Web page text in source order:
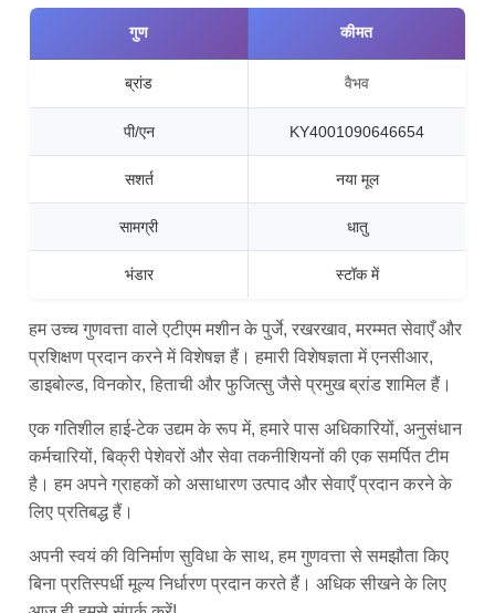
गुण कीमत
ब्रांड वैभव
पी/एन KY4001090646654
सशर्त नया मूल
सामग्री धातु
भंडार स्टॉक में
हम उच्च गुणवत्ता वाले एटीएम मशीन के पुर्जे, रखरखाव, मरम्मत सेवाएँ और
प्रशिक्षण प्रदान करने में विशेषज्ञ हैं। हमारी विशेषज्ञता में एनसीआर,
डाइबोल्ड, विनकोर, हिताची और फुजित्सु जैसे प्रमुख ब्रांड शामिल हैं।
एक गतिशील हाई-टेक उद्यम के रूप में, हमारे पास अधिकारियों, अनुसंधान
कर्मचारियों, बिक्री पेशेवरों और सेवा तकनीशियनों की एक समर्पित टीम
है। हम अपने ग्राहकों को असाधारण उत्पाद और सेवाएँ प्रदान करने के
लिए प्रतिबद्ध हैं।
अपनी स्वयं की विनिर्माण सुविधा के साथ, हम गुणवत्ता से समझौता किए
बिना प्रतिस्पर्धी मूल्य निर्धारण प्रदान करते हैं। अधिक सीखने के लिए